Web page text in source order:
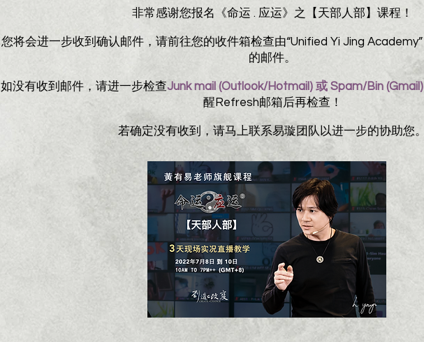
非常感谢您报名《命运 . 应运》之【天部人部】课程！
您将会进一步收到确认邮件，请前往您的收件箱检查由“Unified Yi Jing
的邮件。
如没有收到邮件，请进一步检查Junk mail (Outlook/Hotmail) 或 Spam/Bin
醒Refresh邮箱后再检查！
若确定没有收到，请马上联系易璇团队以进一步的协助您